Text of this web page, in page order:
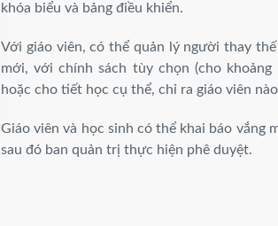
khóa biểu và bảng điều khiển.
Với giáo viên, có thể quản lý người thay
mới, với chính sách tùy chọn (cho
hoặc cho tiết học cụ thể, chỉ ra giáo viên
Giáo viên và học sinh có thể khai báo vắng
sau đó ban quản trị thực hiện phê duyệt.